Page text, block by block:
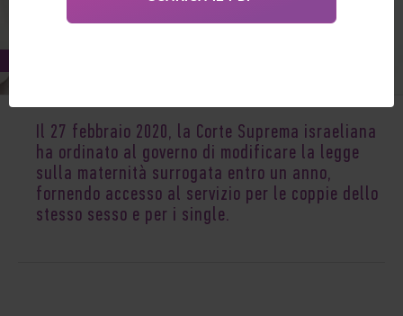
Il 27 febbraio 2020, la Corte Suprema israeliana
ha ordinato al governo di modificare la legge
sulla maternità surrogata entro un anno,
fornendo accesso al servizio per le coppie dello
stesso sesso e per i single.